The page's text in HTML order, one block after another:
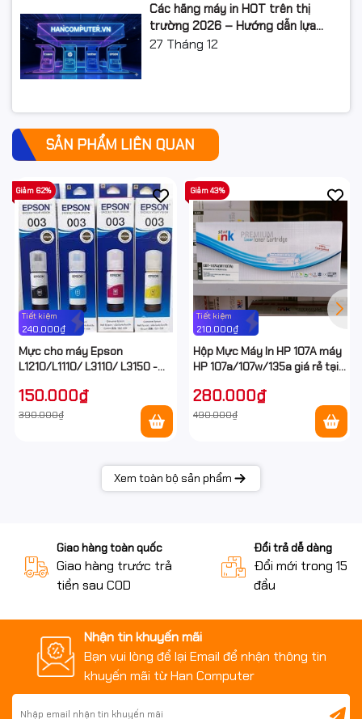
Các hãng máy in HOT trên thị
trường 2026 – Hướng dẫn lựa
chọn và so sánh chi tiết
27 Tháng 12
SẢN PHẨM LIÊN QUAN
Tiết kiệm
240.000₫
Giảm 62%
Mực cho máy Epson
L1210/L1110/ L3110/ L3150 -
150.000₫
390.000₫
Tiết kiệm
210.000₫
Giảm 43%
Hộp Mực Máy In HP 107A máy
HP 107a/107w/135a giá rẻ tại
280.000₫
490.000₫
Xem toàn bộ sản phẩm
Giao hàng toàn quốc
Giao hàng trước trả
tiền sau COD
Đổi trả dễ dàng
Đổi mới trong 15
đầu
Nhận tin khuyến mãi
Bạn vui lòng để lại Email để nhận thông tin
khuyến mãi từ Han Computer